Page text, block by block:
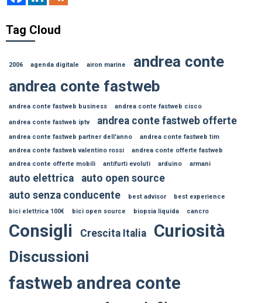
Tag Cloud
2006 agenda digitale airon marine
andrea conte
andrea conte fastweb
andrea conte fastweb business andrea conte fastweb cisco
andrea conte fastweb iptv andrea conte fastweb offerte
andrea conte fastweb partner dell'anno
andrea conte fastweb tim
andrea conte fastweb valentino rossi
andrea conte offerte fastweb
andrea conte offerte mobili
antifurti evoluti arduino armani
auto elettrica
auto open source
auto senza conducente
best advisor
best experience
bici elettrica 100€
bici open source biopsia liquida cancro
Consigli Crescita Italia Curiosità
Discussioni
fastweb andrea conte